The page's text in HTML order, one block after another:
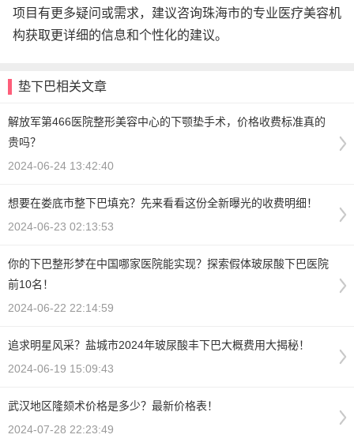
项目有更多疑问或需求，建议咨询珠海市的专业医疗美容机
构获取更详细的信息和个性化的建议。
垫下巴相关文章
解放军第466医院整形美容中心的下颚垫手术，价格收费标准真的
贵吗？
2024-06-24 13:42:40
想要在娄底市整下巴填充？先来看看这份全新曝光的收费明细！
2024-06-23 02:13:53
你的下巴整形梦在中国哪家医院能实现？探索假体玻尿酸下巴医院
前10名！
2024-06-22 22:14:59
追求明星风采？盐城市2024年玻尿酸丰下巴大概费用大揭秘！
2024-06-19 15:09:43
武汉地区隆颏术价格是多少？最新价格表！
2024-07-28 22:23:49